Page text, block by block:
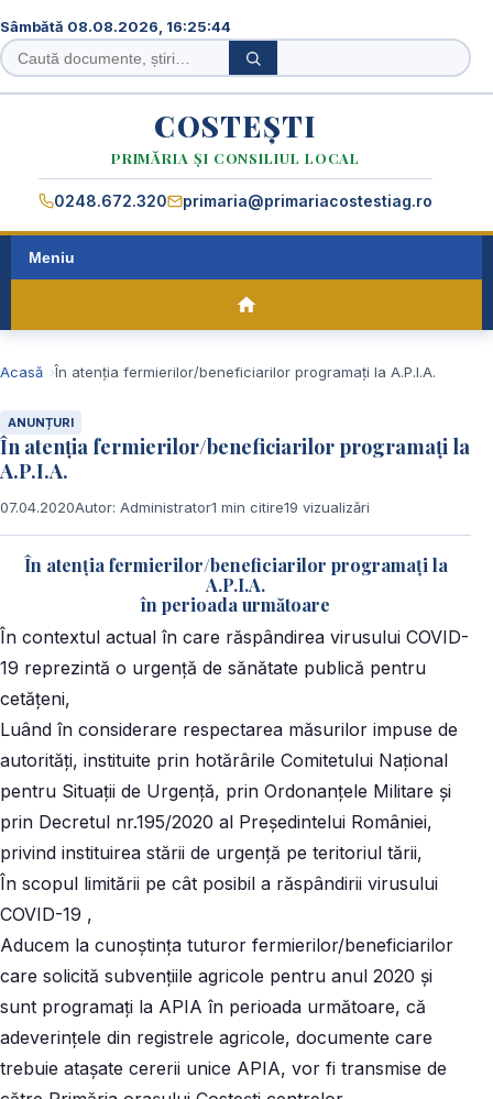
Sâmbătă 08.08.2026, 16:25:45
Caută
în
Caută
COSTEȘTI
PRIMĂRIA ȘI CONSILIUL LOCAL
0248.672.320 primaria@primariacostestiag.ro
Meniu
Acasă În atenția fermierilor/beneficiarilor programați la A.P.I.A.
ANUNȚURI
În atenția fermierilor/beneficiarilor programați la
A.P.I.A.
07.04.2020Autor: Administrator1 min citire19 vizualizări
În atenția fermierilor/beneficiarilor programați la
A.P.I.A.
în perioada următoare
În contextul actual în care răspândirea virusului COVID-
19 reprezintă o urgență de sănătate publică pentru
cetățeni,
Luând în considerare respectarea măsurilor impuse de
autorități, instituite prin hotărârile Comitetului Naţional
pentru Situaţii de Urgență, prin Ordonanțele Militare şi
prin Decretul nr.195/2020 al Președintelui României,
privind instituirea stării de urgență pe teritoriul tării,
În scopul limitării pe cât posibil a răspândirii virusului
COVID-19 ,
Aducem la cunoștința tuturor fermierilor/beneficiarilor
care solicită subvențiile agricole pentru anul 2020 și
sunt programați la APIA în perioada următoare, că
adeverințele din registrele agricole, documente care
trebuie atașate cererii unice APIA, vor fi transmise de